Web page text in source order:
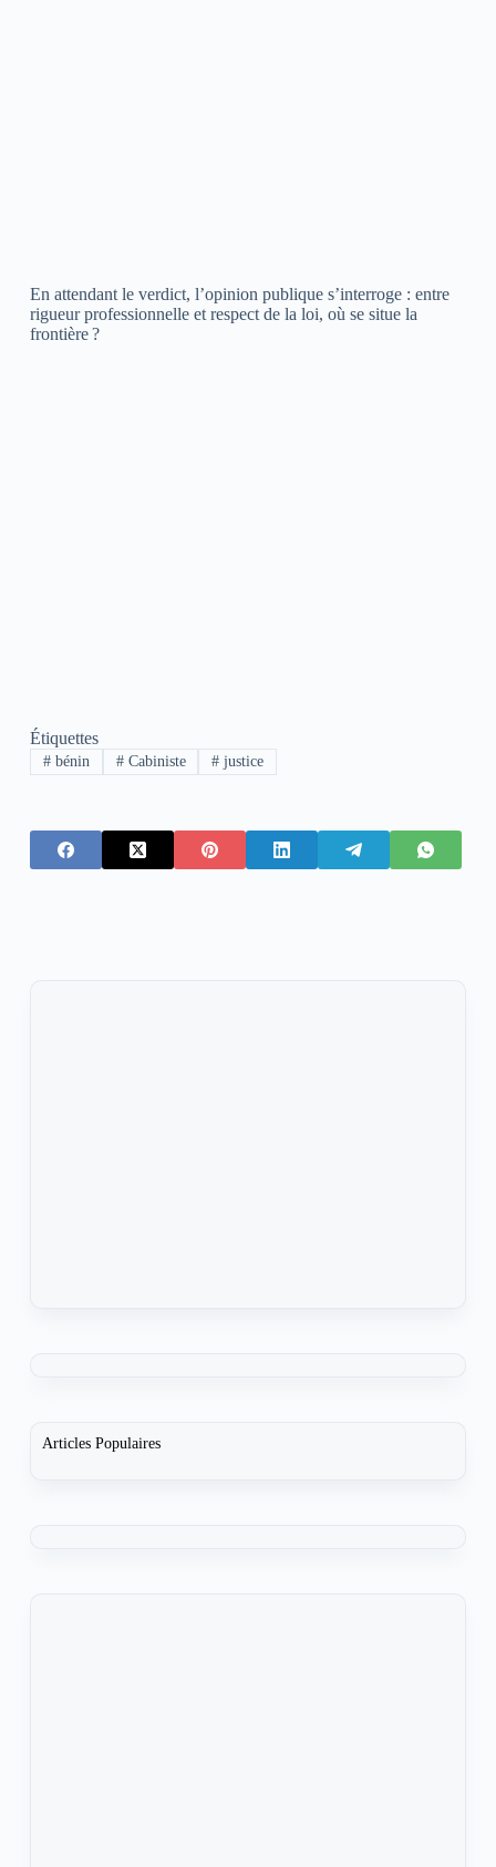
En attendant le verdict, l’opinion publique s’interroge : entre
rigueur professionnelle et respect de la loi, où se situe la
frontière ?
Étiquettes
#bénin #Cabiniste # justice
Articles Populaires